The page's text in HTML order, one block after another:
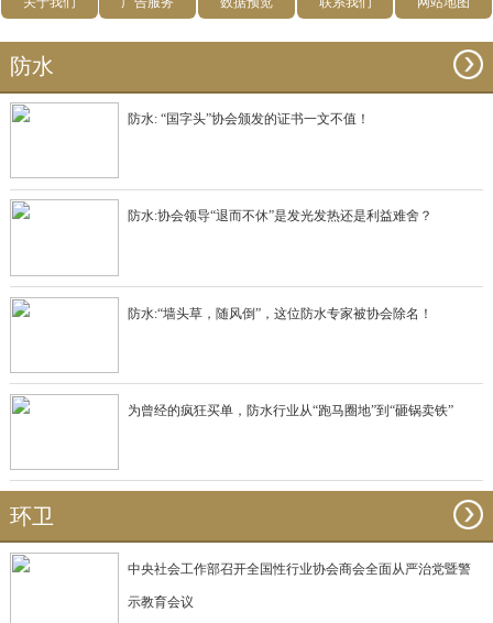
防水
防水: “国字头”协会颁发的证书一文不值！
防水:协会领导“退而不休”是发光发热还是利益难舍？
防水:“墙头草，随风倒”，这位防水专家被协会除名！
为曾经的疯狂买单，防水行业从“跑马圈地”到“砸锅卖铁”
环卫
中央社会工作部召开全国性行业协会商会全面从严治党暨警
示教育会议